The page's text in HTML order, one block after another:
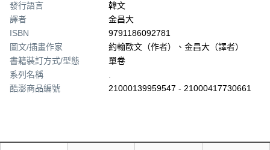
發行語言
韓文
譯者
金昌大
ISBN
9791186092781
圖文/插畫作家
約翰歐文（作者）、金昌大（譯者）
書籍裝訂方式/型態
單卷
系列名稱
酷澎商品編號
21000139959547 - 21000417730661